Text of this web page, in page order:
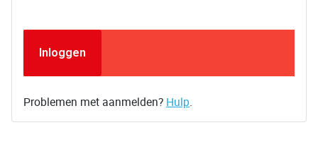
Inloggen
Problemen met aanmelden? Hulp.